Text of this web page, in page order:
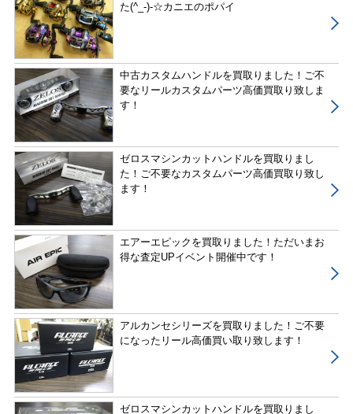
た(^_-)-☆カニエのポパイ
中古カスタムハンドルを買取りました！ご不
要なリールカスタムパーツ高価買取り致しま
す！
ゼロスマシンカットハンドルを買取りまし
た！ご不要なカスタムパーツ高価買取り致し
ます！
エアーエピックを買取りました！ただいまお
得な査定UPイベント開催中です！
アルカンセシリーズを買取りました！ご不要
になったリール高価買い取り致します！
ゼロスマシンカットハンドルを買取りまし